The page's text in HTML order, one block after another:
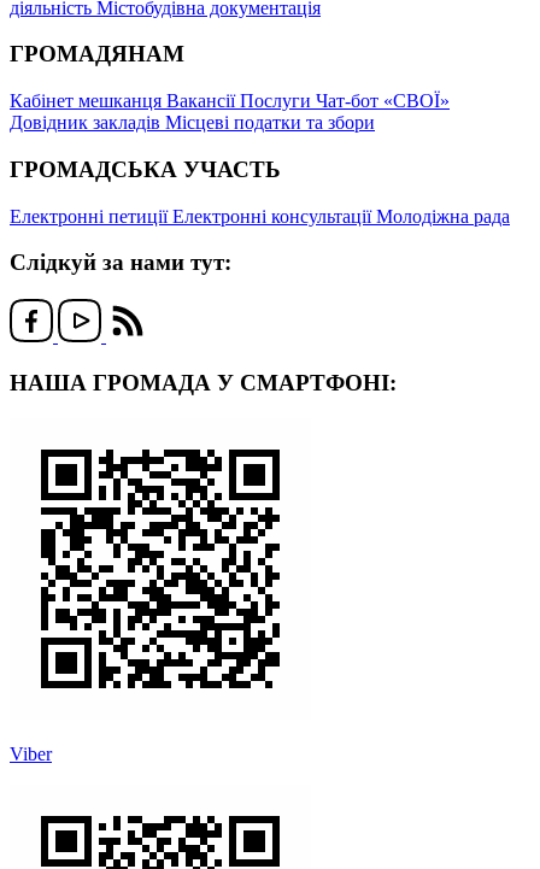
діяльність Містобудівна документація
ГРОМАДЯНАМ
Кабінет мешканця ВакансіїПослуги Чат-бот «СВОЇ»
Довідник закладів Місцеві податки та збори
ГРОМАДСЬКА УЧАСТЬ
Електронні петиціїЕлектронні консультаціїМолодіжна рада
Слідкуй за нами тут:
НАША ГРОМАДА У СМАРТФОНІ:
Viber